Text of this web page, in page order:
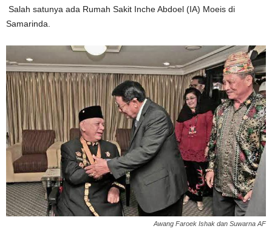
Salah satunya ada Rumah Sakit Inche Abdoel (IA) Moeis di
Samarinda.
Awang Faroek Ishak dan Suwarna AF